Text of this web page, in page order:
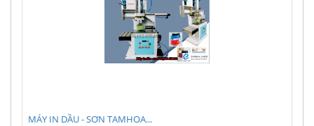
MÁY IN DẦU - SƠN TAMHOA...